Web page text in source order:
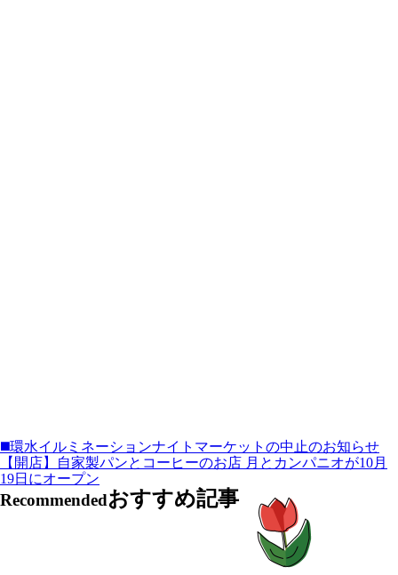
◼️環水イルミネーションナイトマーケットの中止のお知らせ
【開店】自家製パンとコーヒーのお店 月とカンパニオが10月
19日にオープン
Recommendedおすすめ記事